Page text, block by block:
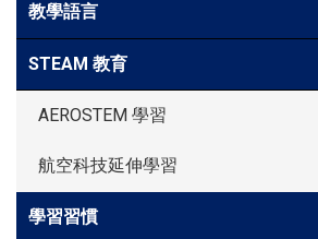
學生表現
家長資訊
教學語言
STEAM 教育
AEROSTEM 學習
航空科技延伸學習
學習習慣